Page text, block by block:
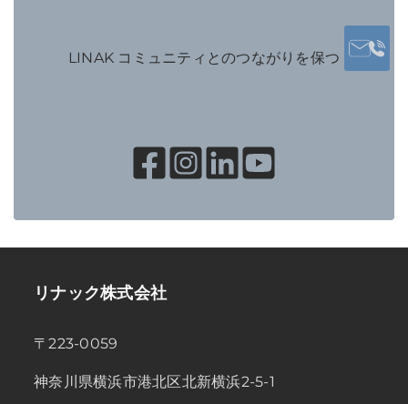
LINAK コミュニティとのつながりを保つ
リナック株式会社
〒223-0059
神奈川県横浜市港北区北新横浜2-5-1